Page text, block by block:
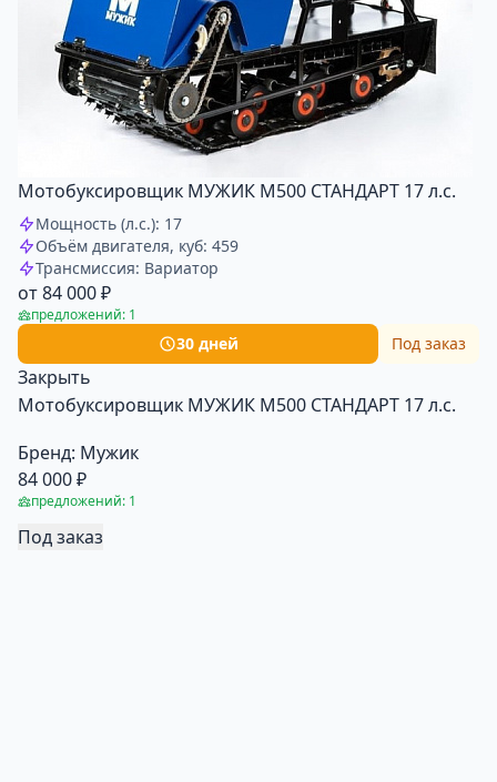
Мотобуксировщик МУЖИК М500 СТАНДАРТ 17 л.с.
Мощность (л.с.): 17
Объём двигателя, куб: 459
Трансмиссия: Вариатор
от 84 000 ₽
предложений: 1
30 дней Под заказ
Закрыть
Мотобуксировщик МУЖИК М500 СТАНДАРТ 17 л.с.
Бренд: Мужик
84 000 ₽
предложений: 1
Под заказ